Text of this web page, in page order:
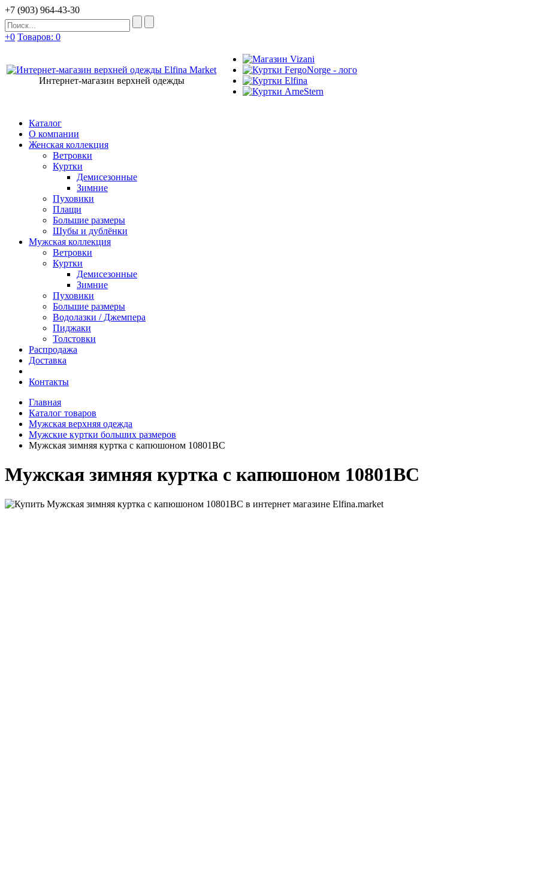
+7 (903) 964-43-30
+0 Товаров: 0
Интернет-магазин верхней одежды
Каталог
О компании
Женская коллекция
Ветровки
Куртки
Демисезонные
Зимние
Пуховики
Плащи
Большие размеры
Шубы и дублёнки
Мужская коллекция
Ветровки
Куртки
Демисезонные
Зимние
Пуховики
Большие размеры
Водолазки / Джемпера
Пиджаки
Толстовки
Распродажа
Доставка
Контакты
Главная
Каталог товаров
Мужская верхняя одежда
Мужские куртки больших размеров
Мужская зимняя куртка с капюшоном 10801BC
Мужская зимняя куртка с капюшоном 10801BC